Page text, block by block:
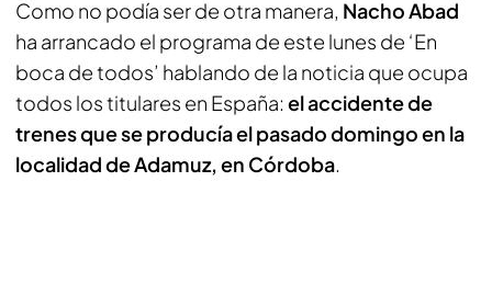
Como no podía ser de otra manera, Nacho Abad
ha arrancado el programa de este lunes de ‘En
boca de todos’ hablando de la noticia que ocupa
todos los titulares en España: el accidente de
trenes que se producía el pasado domingo en la
localidad de Adamuz, en Córdoba.